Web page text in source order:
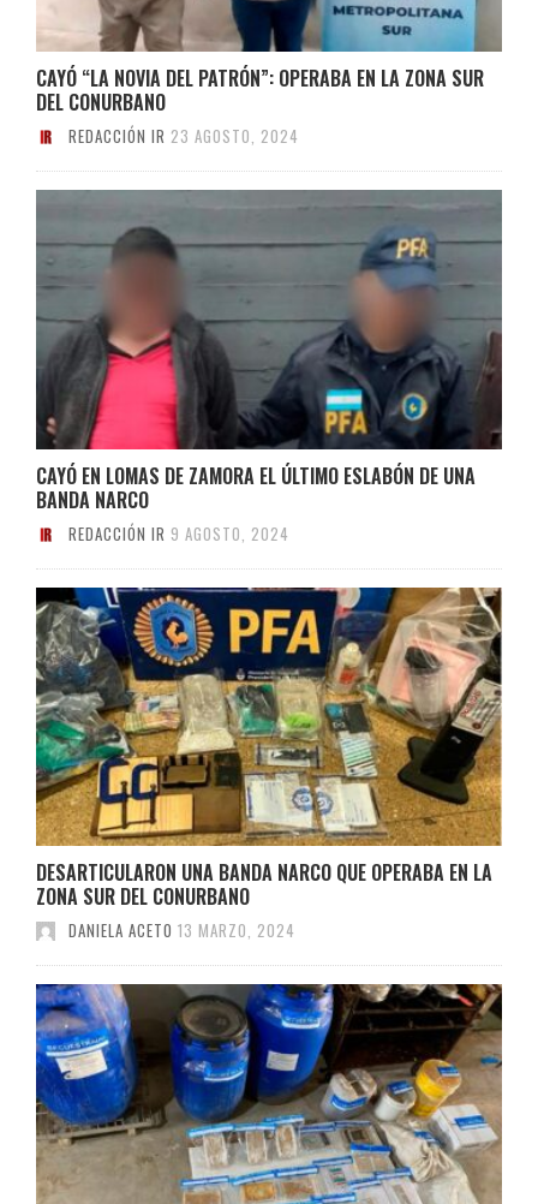
CAYÓ “LA NOVIA DEL PATRÓN”: OPERABA EN LA ZONA SUR
DEL CONURBANO
REDACCIÓN IR 23 AGOSTO, 2024
CAYÓ EN LOMAS DE ZAMORA EL ÚLTIMO ESLABÓN DE UNA
BANDA NARCO
REDACCIÓN IR 9 AGOSTO, 2024
DESARTICULARON UNA BANDA NARCO QUE OPERABA EN LA
ZONA SUR DEL CONURBANO
DANIELA ACETO 13 MARZO, 2024